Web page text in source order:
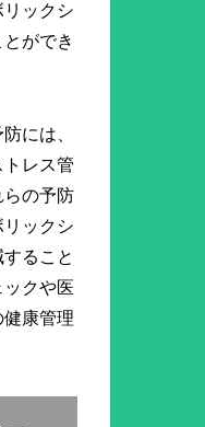
ックシ
ができ
には、
レス管
らの予防
ックシ
ること
クや医
康管理